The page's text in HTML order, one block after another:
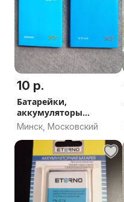
10 р.
Батарейки,
аккумуляторы
3000mAh
Минск, Московский